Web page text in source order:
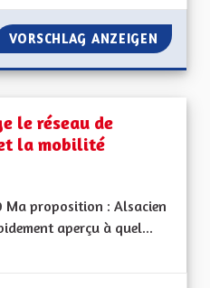
VORSCHLAG ANZEIGEN
le réseau de
la mobilité
proposition : Alsacien
aperçu à quel...